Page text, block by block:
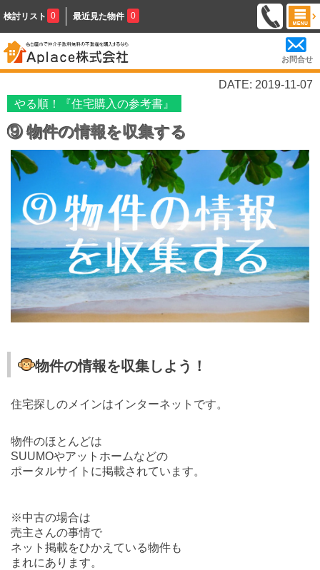
検討リスト 0 最近見た物件 0
お問合せ
DATE: 2019-11-07
やる順！『住宅購入の参考書』
⑨ 物件の情報を収集する
物件の情報を収集しよう！
住宅探しのメインはインターネットです。
物件のほとんどは
SUUMOやアットホームなどの
ポータルサイトに掲載されています。
※中古の場合は
売主さんの事情で
ネット掲載をひかえている物件も
まれにあります。